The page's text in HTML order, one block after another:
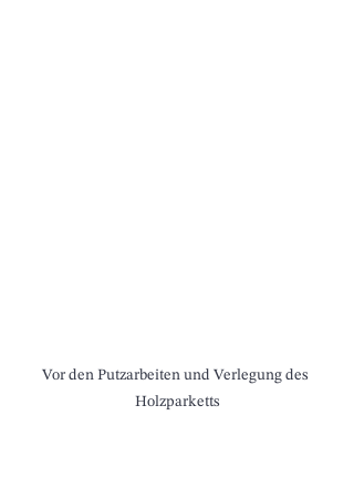
Vor den Putzarbeiten und Verlegung des
Holzparketts